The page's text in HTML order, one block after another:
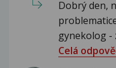
Dobrý den,
gynekolog -
Celá